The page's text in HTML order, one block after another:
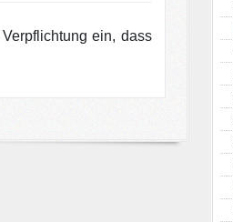
ein, dass